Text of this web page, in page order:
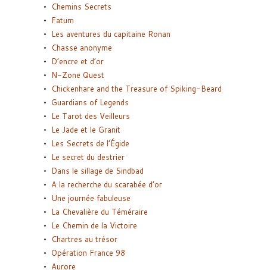
Chemins Secrets
Fatum
Les aventures du capitaine Ronan
Chasse anonyme
D’encre et d’or
N-Zone Quest
Chickenhare and the Treasure of Spiking-Beard
Guardians of Legends
Le Tarot des Veilleurs
Le Jade et le Granit
Les Secrets de l’Égide
Le secret du destrier
Dans le sillage de Sindbad
A la recherche du scarabée d’or
Une journée fabuleuse
La Chevalière du Téméraire
Le Chemin de la Victoire
Chartres au trésor
Opération France 98
Aurore